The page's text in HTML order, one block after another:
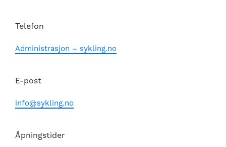
Telefon
Administrasjon – sykling.no
E-post
info@sykling.no
Åpningstider